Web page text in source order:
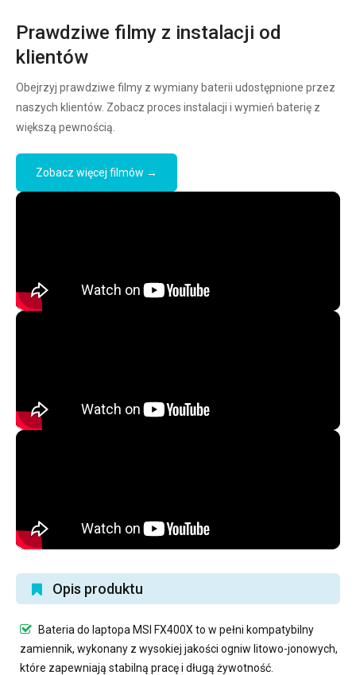
Prawdziwe filmy z instalacji od
klientów
Obejrzyj prawdziwe filmy z wymiany baterii udostępnione przez
naszych klientów. Zobacz proces instalacji i wymień baterię z
większą pewnością.
Zobacz więcej filmów →
Opis produktu
Bateria do laptopa MSI FX400X to w pełni kompatybilny
zamiennik, wykonany z wysokiej jakości ogniw litowo-jonowych,
które zapewniają stabilną pracę i długą żywotność.